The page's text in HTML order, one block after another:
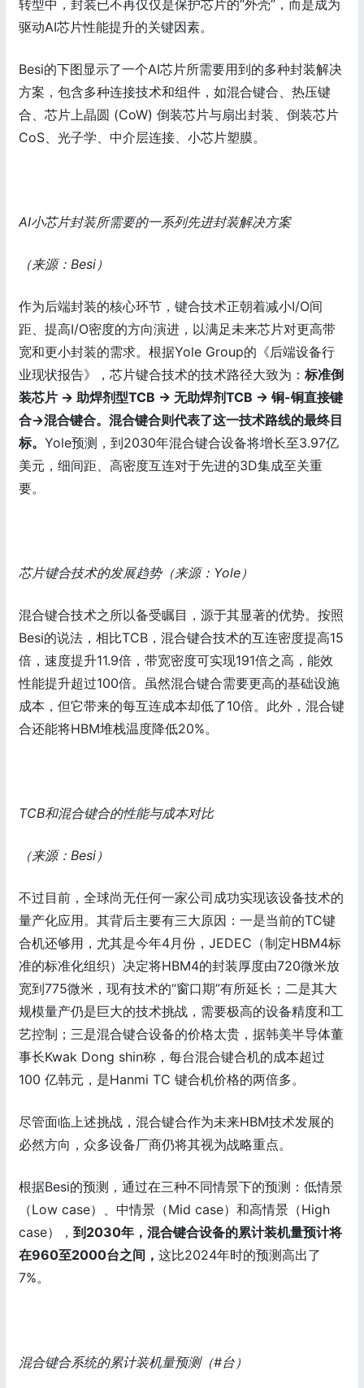
转型中，封装已不再仅仅是保护芯片的“外壳”，而是成为
驱动AI芯片性能提升的关键因素。
Besi的下图显示了一个AI芯片所需要用到的多种封装解决
方案，包含多种连接技术和组件，如混合键合、热压键
合、芯片上晶圆 (CoW) 倒装芯片与扇出封装、倒装芯片
CoS、光子学、中介层连接、小芯片塑膜。
AI小芯片封装所需要的一系列先进封装解决方案
（来源：Besi）
作为后端封装的核心环节，键合技术正朝着减小I/O间
距、提高I/O密度的方向演进，以满足未来芯片对更高带
宽和更小封装的需求。根据Yole Group的《后端设备行
业现状报告》，芯片键合技术的技术路径大致为： 标准倒
装芯片 → 助焊剂型TCB → 无助焊剂TCB → 铜-铜直接键
合→混合键合。混合键合则代表了这一技术路线的最终目
标。 Yole预测，到2030年混合键合设备将增长至3.97亿
美元，细间距、高密度互连对于先进的3D集成至关重
要。
芯片键合技术的发展趋势（来源：Yole）
混合键合技术之所以备受瞩目，源于其显著的优势。按照
Besi的说法，相比TCB，混合键合技术的互连密度提高15
倍，速度提升11.9倍，带宽密度可实现191倍之高，能效
性能提升超过100倍。虽然混合键合需要更高的基础设施
成本，但它带来的每互连成本却低了10倍。此外，混合键
合还能将HBM堆栈温度降低20%。
TCB和混合键合的性能与成本对比
（来源：Besi）
不过目前，全球尚无任何一家公司成功实现该设备技术的
量产化应用。其背后主要有三大原因：一是当前的TC键
合机还够用，尤其是今年4月份，JEDEC（制定HBM4标
准的标准化组织）决定将HBM4的封装厚度由720微米放
宽到775微米，现有技术的“窗口期”有所延长；二是其大
规模量产仍是巨大的技术挑战，需要极高的设备精度和工
艺控制；三是混合键合设备的价格太贵，据韩美半导体董
事长Kwak Dong shin称，每台混合键合机的成本超过
100 亿韩元，是Hanmi TC 键合机价格的两倍多。
尽管面临上述挑战，混合键合作为未来HBM技术发展的
必然方向，众多设备厂商仍将其视为战略重点。
根据Besi的预测，通过在三种不同情景下的预测：低情景
（Low case）、中情景（Mid case）和高情景（High
case）， 到2030年，混合键合设备的累计装机量预计将
在960至2000台之间， 这比2024年时的预测高出了
7%。
混合键合系统的累计装机量预测（#台）